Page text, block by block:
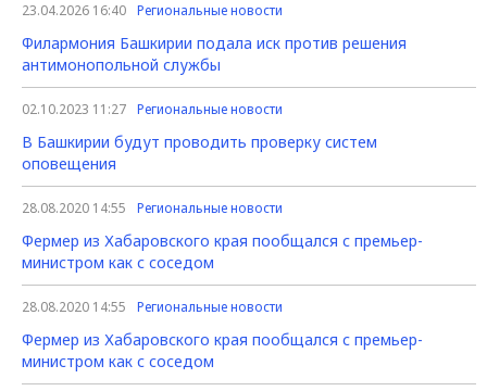
23.04.2026 16:40 Региональные новости
Филармония Башкирии подала иск против решения
антимонопольной службы
02.10.2023 11:27 Региональные новости
В Башкирии будут проводить проверку систем
оповещения
28.08.2020 14:55 Региональные новости
Фермер из Хабаровского края пообщался с премьер-
министром как с соседом
28.08.2020 14:55 Региональные новости
Фермер из Хабаровского края пообщался с премьер-
министром как с соседом